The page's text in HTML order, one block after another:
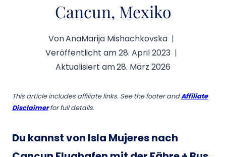
Cancun, Mexiko
VonAnaMarija Mishachkovska
Veröffentlicht am28. April 2023
Aktualisiert am28. März 2026
This article includes affiliate links. See the footer andAffiliate
Disclaimerfor full details.
Du kannst von Isla Mujeres nach